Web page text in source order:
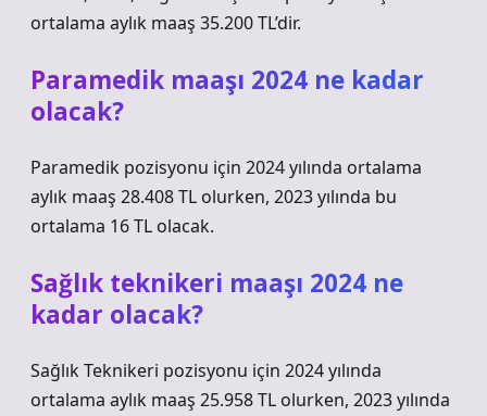
ortalama aylık maaş 35.200 TL’dir.
Paramedik maaşı 2024 ne kadar
olacak?
Paramedik pozisyonu için 2024 yılında ortalama
aylık maaş 28.408 TL olurken, 2023 yılında bu
ortalama 16 TL olacak.
Sağlık teknikeri maaşı 2024 ne
kadar olacak?
Sağlık Teknikeri pozisyonu için 2024 yılında
ortalama aylık maaş 25.958 TL olurken, 2023 yılında